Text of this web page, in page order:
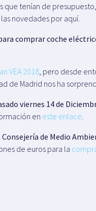
que tenían de
novedades por aquí.
comprar coche
VEA 2018 , pero desde
de Madrid nos ha
viernes 14 de
en este enlace
de Medio
de euros para la